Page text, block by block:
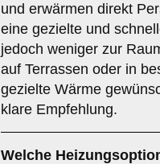
und erwärmen direkt
eine gezielte und
jedoch weniger zur
auf Terrassen oder in
gezielte Wärme
klare Empfehlung.
Welche